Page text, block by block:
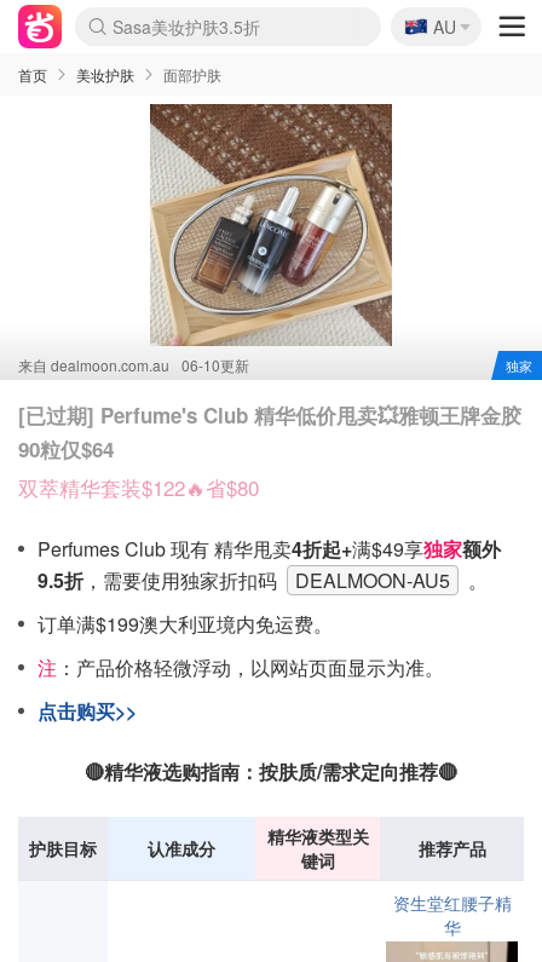
lululemon折扣上新
Sasa美妆护肤3.5折
SSENSE年中2.5折
FreshBeauty好价汇总
Cettire降价+叠9折
WWS Coles超市实拍
viagogo二手票捡漏
Myer折扣汇总
The Outnet奢牌1折起
David Jones 3折起
Flannels大牌1折
Perfumes Club护肤1折
AMIRO面罩$251
Amazon折扣汇总
eToro入金$200送$50
Amazon数码好物
ICONIC本周7.5折
ThedoubleF高奢地板价
Moose Knuckles 6折
EUFY摄像头$98
Selenichast首饰2折
Trip机票酒店促销
YSL送5件彩妆礼
Amazon家居好物
Amazon美妆护肤
雅漾大喷$8
过敏原检测盒$33
科颜氏高保湿面霜$29
SEALIFE海洋馆门票6折
丝塔芙大白罐$16
订阅Newsletter送香薰
Cult Beauty 6.8折
Harrods圣诞日历$525
LN-CC奢牌私促3折
d'Alba空姐喷雾$16
EVE LOM套装£56
Bernardelli独家4折
Adore Beauty 6折起
CT圣诞日历
Mytheresa奢品2.7折
Luxury Escapes 9折
Currentbody美容仪$881
MOON Garden Live
Roborock扫地机$649
Valentino官网5折
CR洗护套装$23
修丽可4件套$159
GANNI官网4.5折
Stylevana韩妆4折
Tessabit高奢8.5折
OGX洗发水$11
Amazon阿德莱德次日达
卡诗8.5折+赠礼
Philips Hue灯具8折
La Mer送8件礼值$529
🇦🇺
AU
首页 美妆护肤 面部护肤
来自 dealmoon.com.au 06-10更新 独家
[已过期] Perfume's Club 精华低价甩卖💥雅顿王牌金胶
90粒仅$64
双萃精华套装$122🔥省$80
Perfumes Club 现有 精华甩卖4折起+满$49享独家额外
9.5折 ，需要使用独家折扣码 DEALMOON-AU5
。
订单满$199澳大利亚境内免运费。
注 ：产品价格轻微浮动，以网站页面显示为准。
点击购买>>
🔴精华液选购指南：按肤质/需求定向推荐🔴
护肤目标 认准成分
精华液类型关
键词
推荐产品
资生堂红腰子精
华